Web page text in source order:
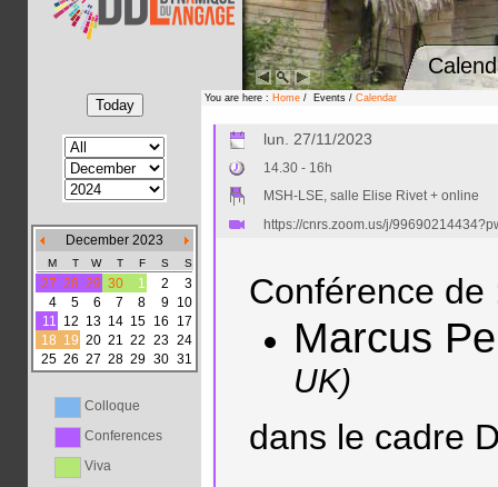
December 2023
M T W T F S S
27 28 29 30 1 2
3
4
5 6 7 8 9 10
11 12 13 14 15 16
17
18 19 20 21 22 23 24
25 26 27 28 29 30 31
Colloque
Conferences
Viva
You are here : Home / Events / Calendar
lun. 27/11/2023
14.30 - 16h
MSH-LSE, salle Elise Rivet + online
https://cnrs.zoom.us/j/
Conférence de
Marcus
UK)
dans le cadre